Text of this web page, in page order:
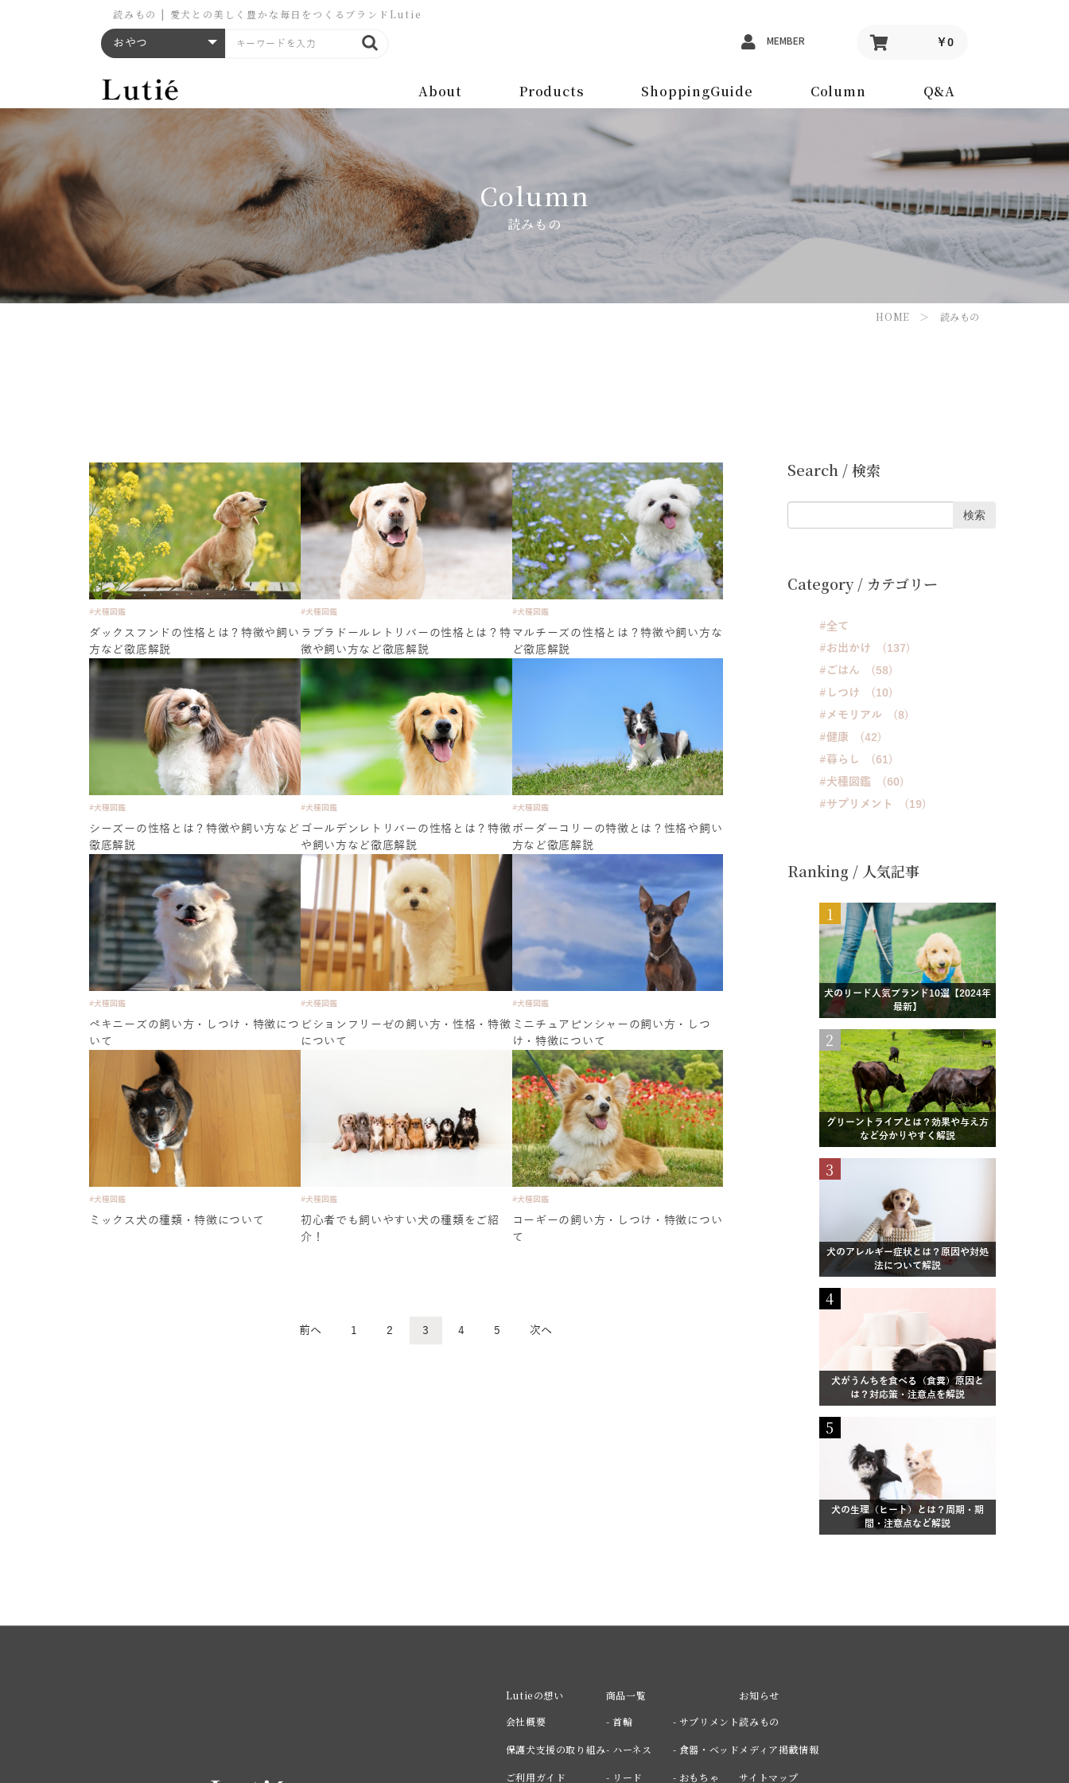
読みもの | 愛犬との美しく豊かな毎日をつくるブランドLutie
おやつ MEMBER ￥0
About Products ShoppingGuide Column Q&A
Column
読みもの
HOME ＞ 読みもの
#犬種図鑑
ダックスフンドの性格とは？特徴や飼い
方など徹底解説
#犬種図鑑
ラブラドールレトリバーの性格とは？特
徴や飼い方など徹底解説
#犬種図鑑
マルチーズの性格とは？特徴や飼い方な
ど徹底解説
#犬種図鑑
シーズーの性格とは？特徴や飼い方など
徹底解説
#犬種図鑑
ゴールデンレトリバーの性格とは？特徴
や飼い方など徹底解説
#犬種図鑑
ボーダーコリーの特徴とは？性格や飼い
方など徹底解説
#犬種図鑑
ペキニーズの飼い方・しつけ・特徴につ
いて
#犬種図鑑
ビションフリーゼの飼い方・性格・特徴
について
#犬種図鑑
ミニチュアピンシャーの飼い方・しつ
け・特徴について
#犬種図鑑
ミックス犬の種類・特徴について
#犬種図鑑
初心者でも飼いやすい犬の種類をご紹
介！
#犬種図鑑
コーギーの飼い方・しつけ・特徴につい
て
前へ 1 2 3 4 5 次へ
Search / 検索
検索
Category / カテゴリー
#全て
#お出かけ (137)
#ごはん (58)
#しつけ (10)
#メモリアル (8)
#健康 (42)
#暮らし (61)
#犬種図鑑 (60)
#サプリメント (19)
Ranking / 人気記事
1
犬のリード人気ブランド10選【2024年
最新】
2
グリーントライプとは？効果や与え方
など分かりやすく解説
3
犬のアレルギー症状とは？原因や対処
法について解説
4
犬がうんちを食べる（食糞）原因と
は？対応策・注意点を解説
5
犬の生理（ヒート）とは？周期・期
間・注意点など解説
Lutieの想い
会社概要
保護犬支援の取り組み
ご利用ガイド
商品一覧
- 首輪
- ハーネス
- リード
- サプリメント
- 食器・ベッド
- おもちゃ
お知らせ
読みもの
メディア掲載情報
サイトマップ